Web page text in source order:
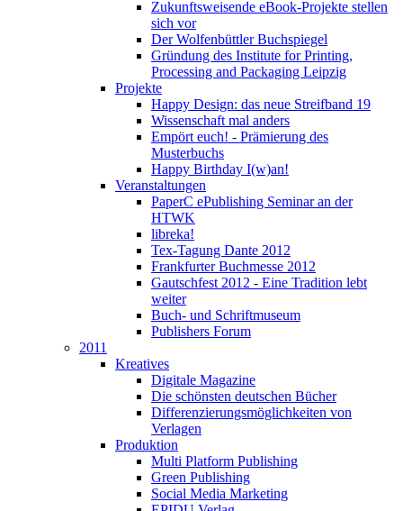
Zukunftsweisende eBook-Projekte stellen
sich vor
Der Wolfenbüttler Buchspiegel
Gründung des Institute for Printing,
Processing and Packaging Leipzig
Projekte
Happy Design: das neue Streifband 19
Wissenschaft mal anders
Empört euch! - Prämierung des
Musterbuchs
Happy Birthday I(w)an!
Veranstaltungen
PaperC ePublishing Seminar an der
HTWK
libreka!
Tex-Tagung Dante 2012
Frankfurter Buchmesse 2012
Gautschfest 2012 - Eine Tradition lebt
weiter
Buch- und Schriftmuseum
Publishers Forum
2011
Kreatives
Digitale Magazine
Die schönsten deutschen Bücher
Differenzierungsmöglichkeiten von
Verlagen
Produktion
Multi Platform Publishing
Green Publishing
Social Media Marketing